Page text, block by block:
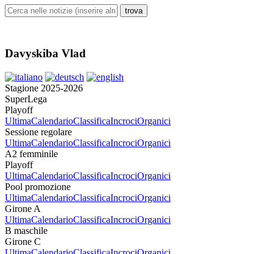
Davyskiba Vlad
Stagione 2025-2026
SuperLega
Playoff
UltimaCalendarioClassificaIncrociOrganici
Sessione regolare
UltimaCalendarioClassificaIncrociOrganici
A2 femminile
Playoff
UltimaCalendarioClassificaIncrociOrganici
Pool promozione
UltimaCalendarioClassificaIncrociOrganici
Girone A
UltimaCalendarioClassificaIncrociOrganici
B maschile
Girone C